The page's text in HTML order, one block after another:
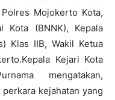
Mojokerto Kota,
Kota (BNNK), Kepala
Klas IIB, Wakil Ketua
Kejari Kota
mengatakan,
kejahatan yang